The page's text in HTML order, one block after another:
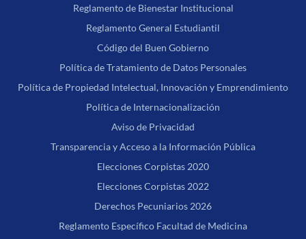
Reglamento de Bienestar Institucional
Reglamento General Estudiantil
Código del Buen Gobierno
Política de Tratamiento de Datos Personales
Política de Propiedad Intelectual, Innovación y Emprendimiento
Política de Internacionalización
Aviso de Privacidad
Transparencia y Acceso a la Información Pública
Elecciones Corpistas 2020
Elecciones Corpistas 2022
Derechos Pecuniarios 2026
Reglamento Específico Facultad de Medicina